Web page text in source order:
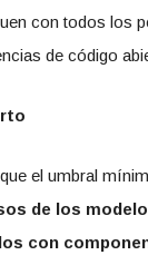
con todos los
de código
el umbral
de los
con